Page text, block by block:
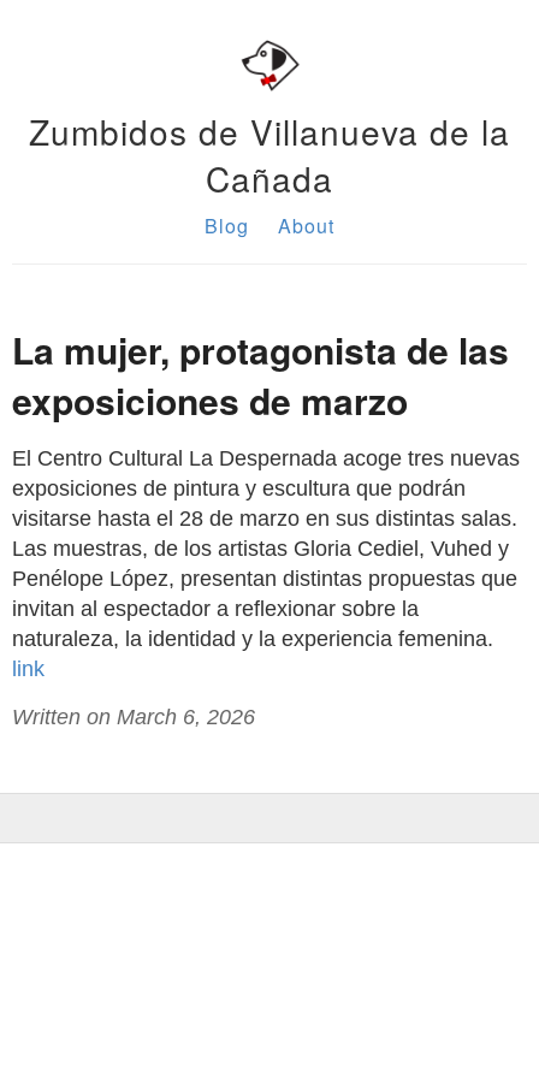
Zumbidos de Villanueva de la
Cañada
Blog About
La mujer, protagonista de las
exposiciones de marzo
El Centro Cultural La Despernada acoge tres nuevas
exposiciones de pintura y escultura que podrán
visitarse hasta el 28 de marzo en sus distintas salas.
Las muestras, de los artistas Gloria Cediel, Vuhed y
Penélope López, presentan distintas propuestas que
invitan al espectador a reflexionar sobre la
naturaleza, la identidad y la experiencia femenina.
link
Written on March 6, 2026